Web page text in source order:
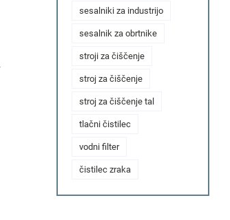
sesalniki za industrijo
sesalnik za obrtnike
stroji za čiščenje
stroj za čiščenje
stroj za čiščenje tal
tlačni čistilec
vodni filter
čistilec zraka